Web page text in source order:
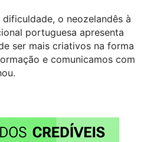
dificuldade, o neozelandês à
portuguesa apresenta
ser mais criativos na forma
e comunicamos com